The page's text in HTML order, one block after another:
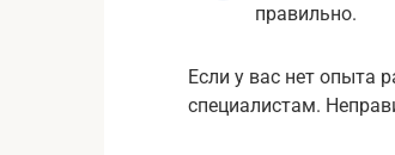
правильно.
Если у вас нет опыта
специалистам.